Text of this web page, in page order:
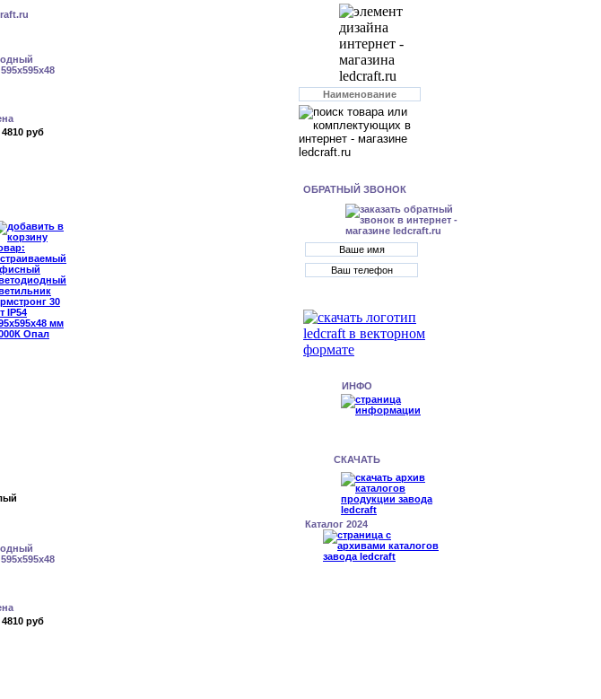
4810 руб
4810 руб
ОБРАТНЫЙ ЗВОНОК
ИНФО
СКАЧАТЬ
Каталог 2024